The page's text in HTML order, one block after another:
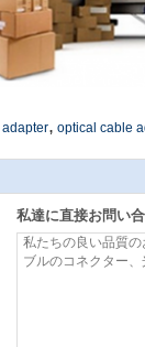
, optical cable
私達に直接お問い